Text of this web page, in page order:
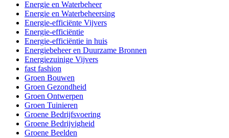
Energie en Waterbeheer
Energie en Waterbeheersing
Energie-efficiënte Vijvers
Energie-efficiëntie
Energie-efficiëntie in huis
Energiebeheer en Duurzame Bronnen
Energiezuinige Vijvers
fast fashion
Groen Bouwen
Groen Gezondheid
Groen Ontwerpen
Groen Tuinieren
Groene Bedrijfsvoering
Groene Bedrijvigheid
Groene Beelden